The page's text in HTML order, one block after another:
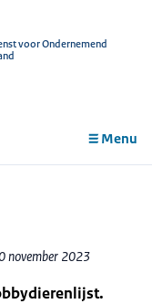
voor Ondernemend
Menu
november 2023